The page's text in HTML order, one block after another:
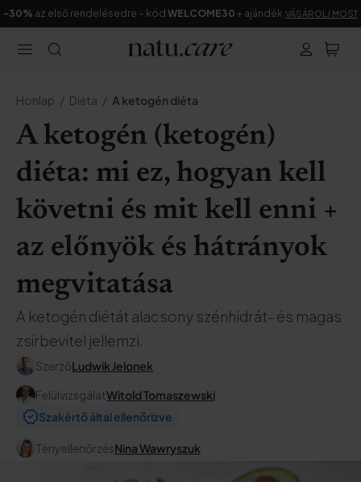
-30% az első rendelésedre – kód WELCOME30 + ajándék VÁSÁROLJ MOST
Honlap Diéta A ketogén diéta
A ketogén (ketogén)
diéta: mi ez, hogyan kell
követni és mit kell enni +
az előnyök és hátrányok
megvitatása
A ketogén diétát alacsony szénhidrát- és magas
zsírbevitel jellemzi.
SzerzőLudwik Jelonek
FelülvizsgálatWitold Tomaszewski
Szakértő által ellenőrizve
TényellenőrzésNina Wawryszuk